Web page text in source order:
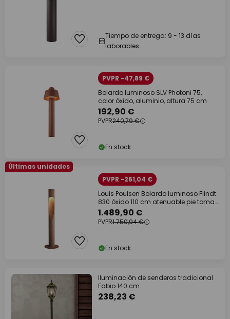
Tiempo de entrega: 9 - 13 días
laborables
PVPR -47,89 €
Bolardo luminoso SLV Photoni 75,
color óxido, aluminio, altura 75 cm
192,90 €
PVPR240,79 €
En stock
Últimas unidades
PVPR -261,04 €
Louis Poulsen Bolardo luminoso Flindt
830 óxido 110 cm atenuable pie toma
de
1.489,90 €
PVPR1.750,94 €
En stock
Iluminación de senderos tradicional
Fabio 140 cm
238,23 €